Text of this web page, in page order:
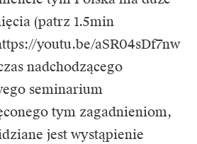
(patrz 1.5min
youtu.be/aSR04sDf7nw
nadchodzącego
seminarium
tym zagadnieniom,
jest wystąpienie